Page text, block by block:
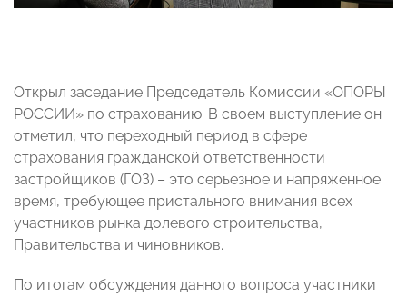
Открыл заседание Председатель Комиссии «ОПОРЫ
РОССИИ» по страхованию. В своем выступление он
отметил, что переходный период в сфере
страхования гражданской ответственности
застройщиков (ГОЗ) – это серьезное и напряженное
время, требующее пристального внимания всех
участников рынка долевого строительства,
Правительства и чиновников.
По итогам обсуждения данного вопроса участники